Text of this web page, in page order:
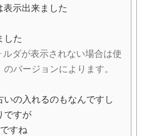
表示出来ました
した
ダが表示されない場合は使
バージョンによります。
いの入れるのもなんですし
ですが
すね